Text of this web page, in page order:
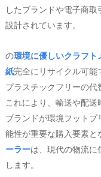
したブランドや電子商
設計されています。
の環境に優しいクラフト
紙完全にリサイクル可能
プラスチックフリーの
これにより、輸送や配送
ブランドが環境フット
能性が重要な購入要素と
ーラーは、現代の物流に
します。